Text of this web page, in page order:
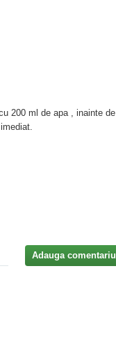
200 ml de apa , inainte de
Adauga comentariu